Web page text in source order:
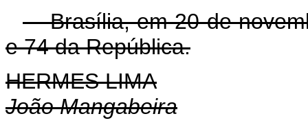
Brasília, em 20 de
e 74 da República.
HERMES LIMA
João Mangabeira